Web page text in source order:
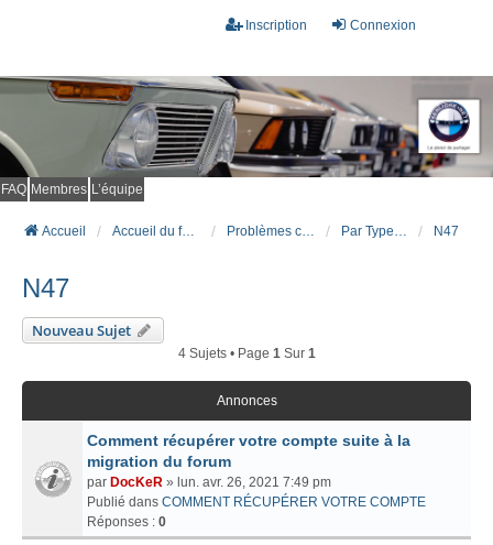
Connexion
Inscription
FAQ Membres L’équipe
Accueil Accueil du forum Problèmes connus et résolus (FAQ) Par Type Moteur (DIESEL) N47
N47
Nouveau Sujet
4 Sujets • Page 1Sur 1
Annonces
Comment récupérer votre compte suite à la
migration du forum
par DocKeR » lun. avr. 26, 2021 7:49 pm
Publié dans COMMENT RÉCUPÉRER VOTRE COMPTE
Réponses : 0